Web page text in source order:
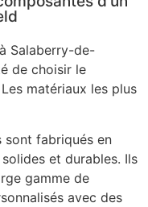
Salaberry-de-
de choisir le
matériaux les plus
sont fabriqués en
et durables. Ils
gamme de
avec des